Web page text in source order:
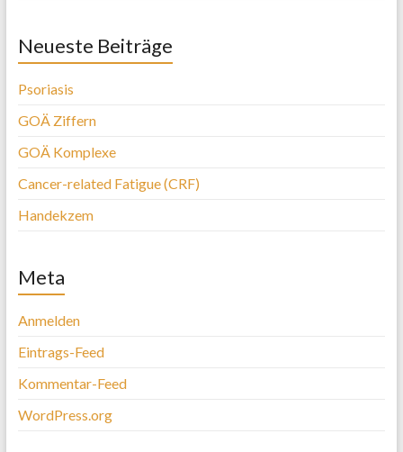
Neueste Beiträge
Psoriasis
GOÄ Ziffern
GOÄ Komplexe
Cancer-related Fatigue (CRF)
Handekzem
Meta
Anmelden
Eintrags-Feed
Kommentar-Feed
WordPress.org